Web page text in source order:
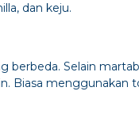
dan keju.
berbeda. Selain
Biasa menggunakan